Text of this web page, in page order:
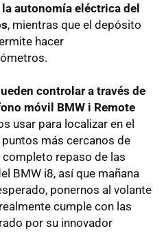
la autonomía eléctrica del
, mientras que el depósito
hacer
controlar a través de
móvil BMW i Remote
usar para localizar en el
más cercanos de
repaso de las
BMW i8, así que mañana
ponernos al volante
cumple con las
por su innovador